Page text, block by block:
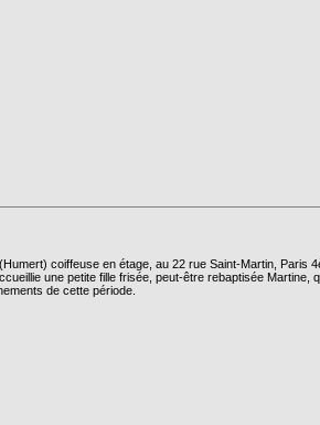
coiffeuse en étage, au 22 rue Saint-Martin, Paris
une petite fille frisée, peut-être rebaptisée Martine,
de cette période.